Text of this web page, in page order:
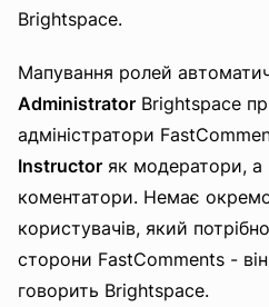
Brightspace.
Мапування ролей
Administrator Brightspace
адміністратори
Instructor як модератори, а
коментатори. Немає
користувачів, який
сторони FastComments -
говорить Brightspace.